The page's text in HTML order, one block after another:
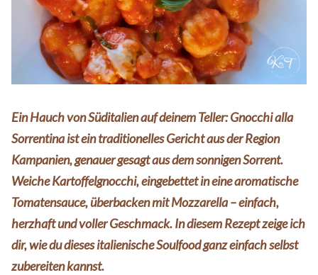
Ein Hauch von Süditalien auf deinem Teller:Gnocchi alla
Sorrentina ist ein traditionelles Gericht aus der Region
Kampanien, genauer gesagt aus dem sonnigen Sorrent.
Weiche Kartoffelgnocchi, eingebettet in eine aromatische
Tomatensauce, überbacken mit Mozzarella – einfach,
herzhaft und voller Geschmack. In diesem Rezept zeige ich
dir, wie du dieses italienische Soulfood ganz einfach selbst
zubereiten kannst.